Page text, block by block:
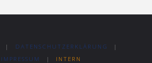
| DATENSCHUTZERKLÄRUNG
|
IMPRESSUM
| INTERN